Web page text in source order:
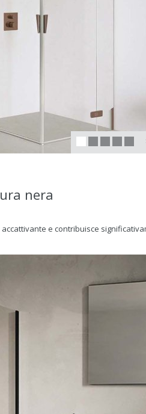
nera
e contribuisce